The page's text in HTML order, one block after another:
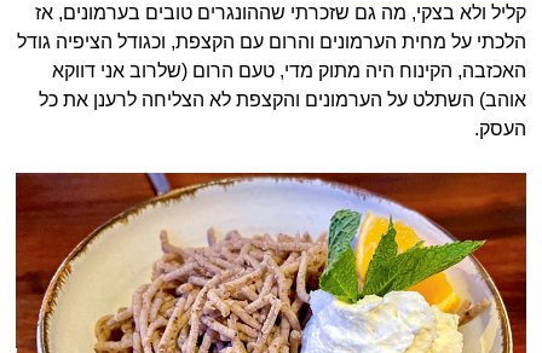
קליל ולא בצקי, מה גם שזכרתי שההונגרים טובים בערמונים, אז
הלכתי על מחית הערמונים והרום עם הקצפת, וכגודל הציפיה גודל
האכזבה, הקינוח היה מתוק מדי, טעם הרום (שלרוב אני דווקא
אוהב) השתלט על הערמונים והקצפת לא הצליחה לרענן את כל
העסק.